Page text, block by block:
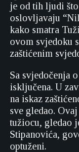
je od tih ljudi
oslovljavaju
kako smatra
ovom svjedoku
zaštićenim
Sa svjedočenja
isključena. U
na iskaz
sve gledao.
tužiocu, gledao
Stipanovića,
optuženi.